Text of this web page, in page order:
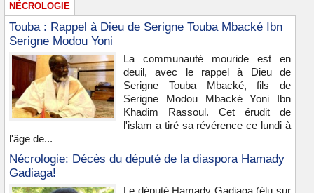
NÉCROLOGIE
Touba : Rappel à Dieu de Serigne Touba Mbacké Ibn
Serigne Modou Yoni
La communauté mouride est en
deuil, avec le rappel à Dieu de
Serigne Touba Mbacké, fils de
Serigne Modou Mbacké Yoni Ibn
Khadim Rassoul. Cet érudit de
l'islam a tiré sa révérence ce lundi à
l'âge de...
Nécrologie: Décès du député de la diaspora Hamady
Gadiaga!
Le député Hamady Gadiaga (élu sur